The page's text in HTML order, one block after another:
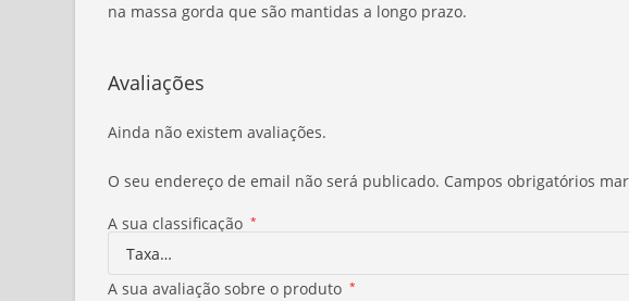
na massa gorda que são mantidas a longo prazo.
Avaliações
Ainda não existem avaliações.
O seu endereço de email não será publicado. Campos obrigatórios
A sua classificação *
A sua avaliação sobre o produto *